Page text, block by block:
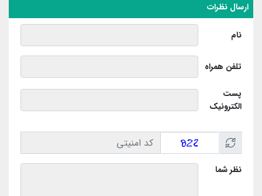
ارسال نظرات
نام
تلفن همراه
پست
الکترونیک
نظر شما